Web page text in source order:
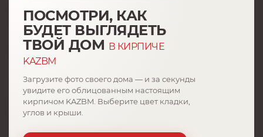
ПОСМОТРИ, КАК
БУДЕТ ВЫГЛЯДЕТЬ
ТВОЙ ДОМ В КИРПИЧЕ
KAZBM
Загрузите фото своего дома — и за секунды
увидите его облицованным настоящим
кирпичом KAZBM. Выберите цвет кладки,
углов и крыши.